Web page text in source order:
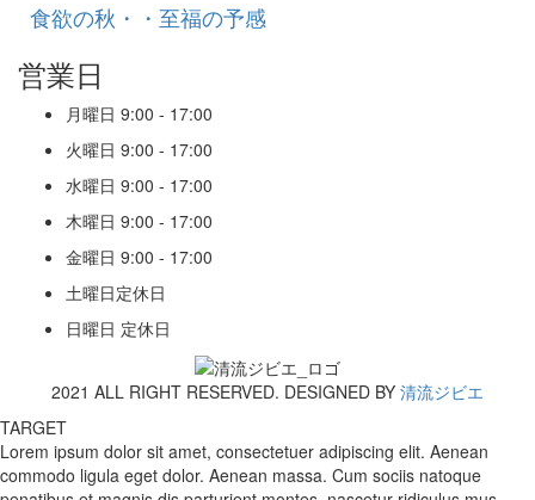
食欲の秋・・至福の予感
営業日
月曜日 9:00 - 17:00
火曜日 9:00 - 17:00
水曜日 9:00 - 17:00
木曜日 9:00 - 17:00
金曜日 9:00 - 17:00
土曜日定休日
日曜日 定休日
2021 ALL RIGHT RESERVED. DESIGNED BY 清流ジビエ
TARGET
Lorem ipsum dolor sit amet, consectetuer adipiscing elit. Aenean
commodo ligula eget dolor. Aenean massa. Cum sociis natoque